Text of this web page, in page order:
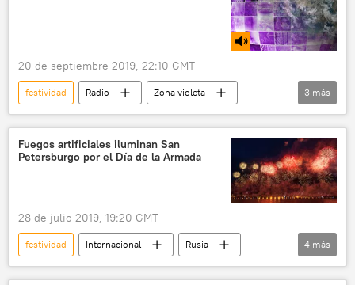
20 de septiembre 2019, 22:10 GMT
festividad Radio
Zona violeta
Costa Rica
paganismo religión
3 más
Fuegos artificiales iluminan San
Petersburgo por el Día de la Armada
28 de julio 2019, 19:20 GMT
festividad Internacional
Rusia
Defensa
Armada de Rusia
4 más